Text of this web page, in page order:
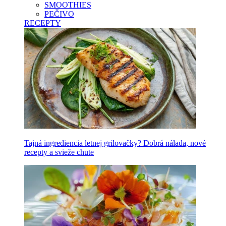
SMOOTHIES
PEČIVO
RECEPTY
Tajná ingrediencia letnej grilovačky? Dobrá nálada, nové
recepty a svieže chute